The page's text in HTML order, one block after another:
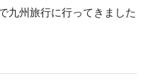
九州旅行に行ってきました